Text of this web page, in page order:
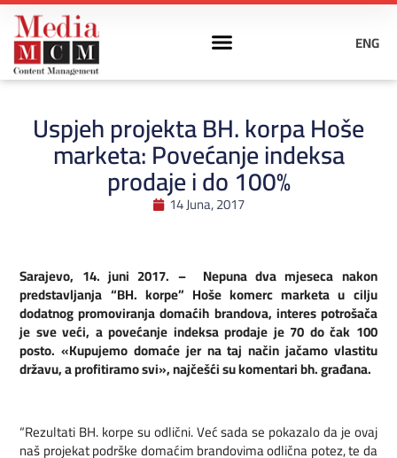
ENG
Uspjeh projekta BH. korpa Hoše
marketa: Povećanje indeksa
prodaje i do 100%
14 Juna, 2017
Sarajevo, 14. juni 2017. – Nepuna dva mjeseca nakon
predstavljanja “BH. korpe” Hoše komerc marketa u cilju
dodatnog promoviranja domaćih brandova, interes potrošača
je sve veći, a povećanje indeksa prodaje je 70 do čak 100
posto. «Kupujemo domaće jer na taj način jačamo vlastitu
državu, a profitiramo svi», najčešći su komentari bh. građana.
“Rezultati BH. korpe su odlični. Već sada se pokazalo da je ovaj
naš projekat podrške domaćim brandovima odlična potez, te da